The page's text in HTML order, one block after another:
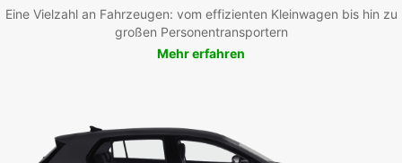
Eine Vielzahl an Fahrzeugen: vom effizienten Kleinwagen bis hin zu
großen Personentransportern
Mehr erfahren